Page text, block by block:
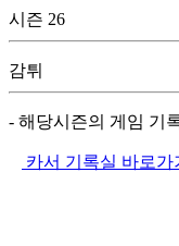
시즌 26
감튀
- 해당시즌의 게임 기
카서 기록실 바로가